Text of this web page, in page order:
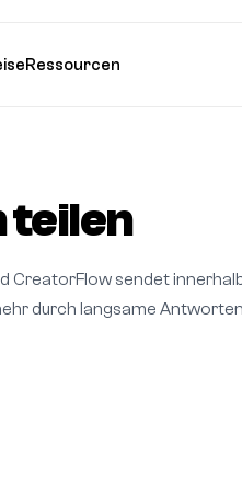
Ressourcen
teilen
CreatorFlow sendet
durch langsame